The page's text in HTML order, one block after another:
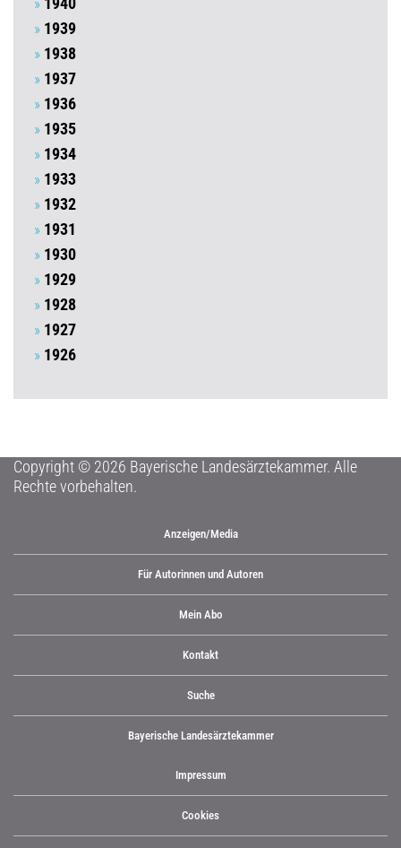
1939
1938
1937
1936
1935
1934
1933
1932
1931
1930
1929
1928
1927
1926
Copyright © 2026 Bayerische Landesärztekammer. Alle
Rechte vorbehalten.
Anzeigen/Media
Für Autorinnen und Autoren
Mein Abo
Kontakt
Suche
Bayerische Landesärztekammer
Impressum
Cookies